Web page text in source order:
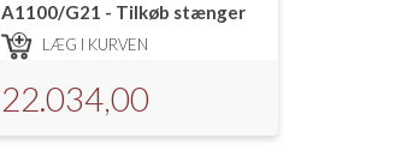
A1100/G21 - Tilkøb stænger
LÆG I KURVEN
22.034,00